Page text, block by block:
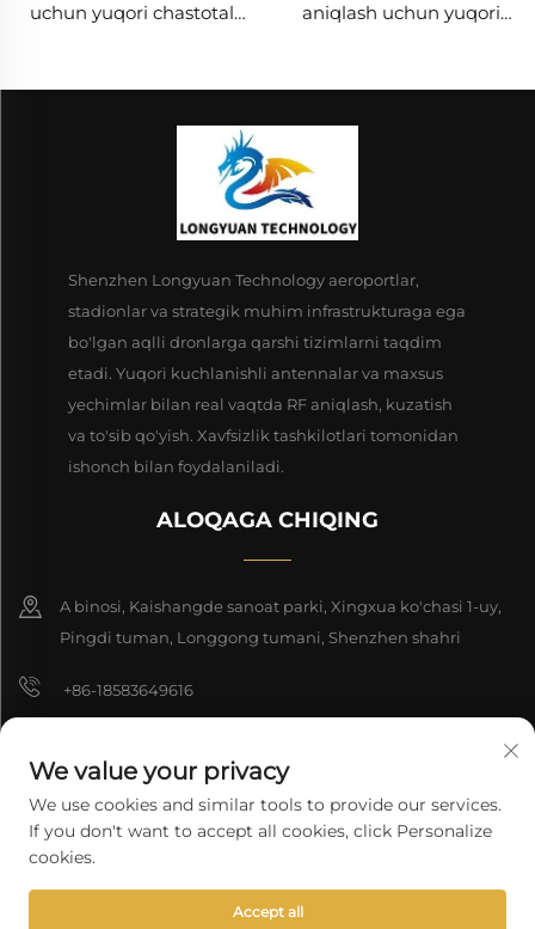
uchun yuqori chastotali
buriluvchan; Uzoq
plastmassa RF ekraniga
aniqlash uchun yuqori
to'siqlari Samarali
Shenzhen Longyuan Technology aeroportlar,
stadionlar va strategik muhim infrastrukturaga ega
bo'lgan aqlli dronlarga qarshi tizimlarni taqdim
etadi. Yuqori kuchlanishli antennalar va maxsus
yechimlar bilan real vaqtda RF aniqlash, kuzatish
va to'sib qo'yish. Xavfsizlik tashkilotlari tomonidan
ishonch bilan foydalaniladi.
ALOQAGA CHIQING
A binosi, Kaishangde sanoat parki, Xingxua ko'chasi 1-uy,
Pingdi tuman, Longgong tumani, Shenzhen shahri
+86-18583649616
8618165761396
nashr huquqi hamda barcha huquqlari himoyalangan.
We value your privacy
We use cookies and similar tools to provide our services.
If you don't want to accept all cookies, click Personalize
cookies.
Accept all